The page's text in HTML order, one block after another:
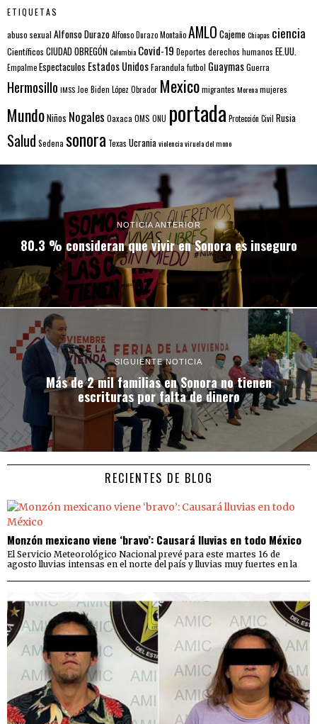
ETIQUETAS
abuso sexual Alfonso DurazoAlfonso Durazo MontañoAMLO CajemeChiapas ciencia
Científicos CIUDAD OBREGÓNColombia Covid-19 Deportes derechos humanos EE.UU.
EmpalmeEspectaculos Estados UnidosFarandula futbol GuaymasGuerra
Hermosillo IMSS Joe Biden López Obrador Mexicomigrantes Morenamujeres
MundoNiños Nogales Oaxaca OMS ONU portada Protección Civil Rusia
Salud Sedena sonora Texas Ucraniaviolenciaviruela del mono
NOTICIA ANTERIOR
80.3 % consideran que vivir en Sonora es inseguro
SIGUIENTE NOTICIA
Más de 2 mil familias en Sonora no tienen
escrituras por falta de dinero
RECIENTES DE BLOG
Monzón mexicano viene ‘bravo’: Causará lluvias en todo México
El Servicio Meteorológico Nacional prevé para este martes 16 de
agosto lluvias intensas en el norte del país y lluvias muy fuertes en la